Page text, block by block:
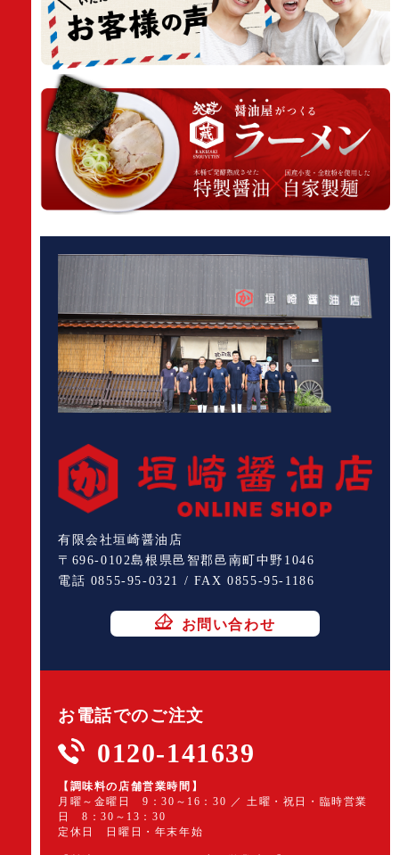
有限会社垣崎醤油店
〒696-0102島根県邑智郡邑南町中野1046
電話 0855-95-0321 / FAX 0855-95-1186
お問い合わせ
お電話でのご注文
0120-141639
【調味料の店舗営業時間】
月曜～金曜日 9：30～16：30 ／ 土曜・祝日・臨時営業
日 8：30～13：30
定休日 日曜日・年末年始